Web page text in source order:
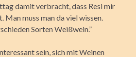
damit verbracht, dass Resi mir
muss man da viel wissen.
Sorten Weißwein.”
sein, sich mit Weinen